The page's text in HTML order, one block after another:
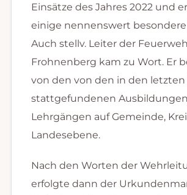
Einsätze des Jahres 2022 und
einige nennenswert besondere
Auch stellv. Leiter der
Frohnenberg kam zu Wort. Er
von den von den in den letzten
stattgefundenen
Lehrgängen auf Gemeinde,
Landesebene.
Nach den Worten der
erfolgte dann der